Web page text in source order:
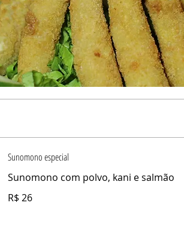
Sunomono especial
Sunomono com polvo, kani e salmão
R$ 26